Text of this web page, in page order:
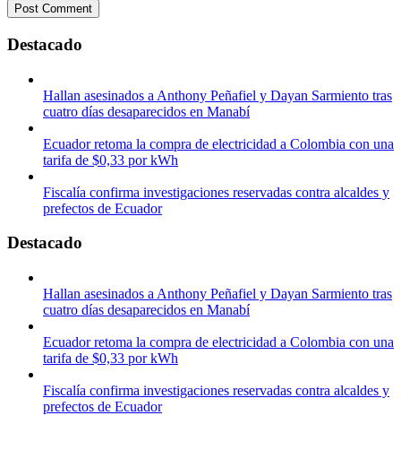
Destacado
Hallan asesinados a Anthony Peñafiel y Dayan Sarmiento tras
cuatro días desaparecidos en Manabí
Ecuador retoma la compra de electricidad a Colombia con una
tarifa de $0,33 por kWh
Fiscalía confirma investigaciones reservadas contra alcaldes y
prefectos de Ecuador
Destacado
Hallan asesinados a Anthony Peñafiel y Dayan Sarmiento tras
cuatro días desaparecidos en Manabí
Ecuador retoma la compra de electricidad a Colombia con una
tarifa de $0,33 por kWh
Fiscalía confirma investigaciones reservadas contra alcaldes y
prefectos de Ecuador